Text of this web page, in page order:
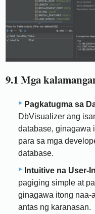
9.1 Mga
Pagkatugma sa
DbVisualizer ang
database, ginagawa
para sa mga
database.
Intuitive na User-
pagiging simple at
ginagawa itong naa-
antas ng karanasan.